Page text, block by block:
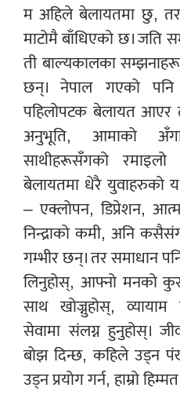
म अहिले बेलायतमा छु,
माटोमै बाँधिएको छ। जति
ती बाल्यकालका
छन्। नेपाल गएको
पहिलोपटक बेलायत आएर
अनुभूति, आमाको
साथीहरूसँगको
बेलायतमा धेरै युवाहरुको
– एक्लोपन, डिप्रेशन,
निन्द्राको कमी, अनि
गम्भीर छन्। तर समाधान
लिनुहोस्, आफ्नो मनको
साथ खोज्नुहोस्,
सेवामा संलग्न हुनुहोस्।
बोझ दिन्छ, कहिले उड्न
उड्न प्रयोग गर्न, हाम्रो